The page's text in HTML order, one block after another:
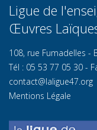
Ligue de
Œuvres
108, rue Fumadelles -
Tél : 05 53 77 05 30 -
contact@laligue47.org
Mentions Légale